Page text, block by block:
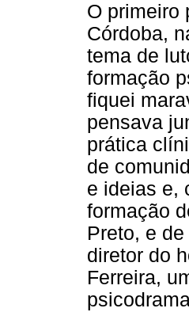
O primeiro
Córdoba,
tema de
formação
fiquei
pensava
prática
de
e ideias e,
formação
Preto, e
diretor do
Ferreira,